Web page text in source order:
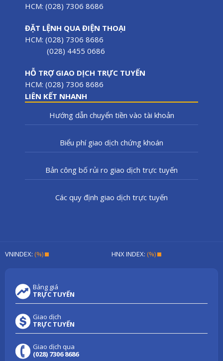
HCM: (028) 7306 8686
ĐẶT LỆNH QUA ĐIỆN THOẠI
HCM: (028) 7306 8686
(028) 4455 0686
HỖ TRỢ GIAO DỊCH TRỰC TUYẾN
HCM: (028) 7306 8686
LIÊN KẾT NHANH
Hướng dẫn chuyển tiền vào tài khoản
Biểu phí giao dịch chứng khoán
Bản công bố rủi ro giao dịch trực tuyến
Các quy định giao dịch trực tuyến
VNINDEX: (%) HNX INDEX: (%)
Bảng giá
TRỰC TUYẾN
Giao dịch
TRỰC TUYẾN
Giao dịch qua
(028) 7306 8686